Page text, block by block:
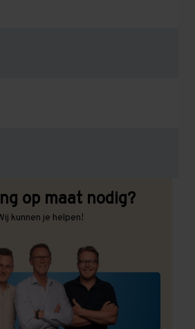
op maat nodig?
kunnen je helpen!